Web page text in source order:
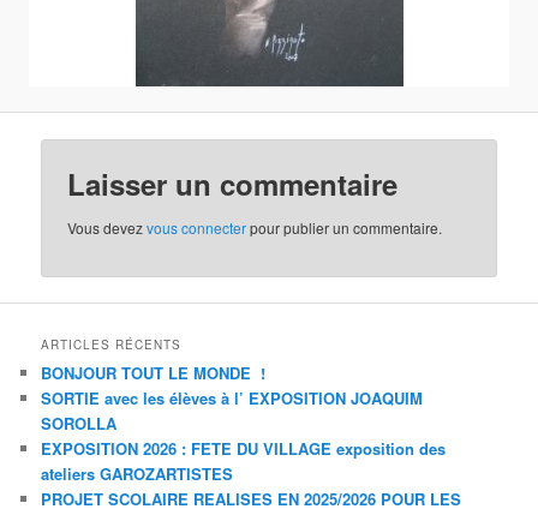
Laisser un commentaire
Vous devezvous connecterpour publier un commentaire.
ARTICLES RÉCENTS
BONJOUR TOUT LE MONDE !
SORTIE avec les élèves à l’ EXPOSITION JOAQUIM
SOROLLA
EXPOSITION 2026 : FETE DU VILLAGE exposition des
ateliers GAROZARTISTES
PROJET SCOLAIRE REALISES EN 2025/2026 POUR LES